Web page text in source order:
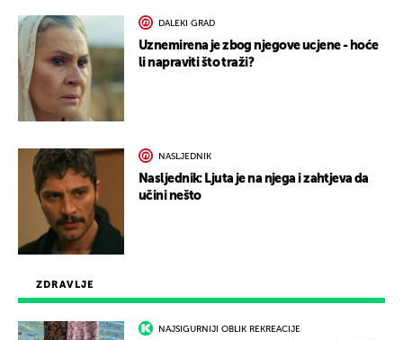
ZDRAVLJE
NAJSIGURNIJI OBLIK REKREACIJE
DALEKI GRAD
Uznemirena je zbog njegove ucjene - hoće
li napraviti što traži?
NASLJEDNIK
Nasljednik: Ljuta je na njega i zahtjeva da
učini nešto